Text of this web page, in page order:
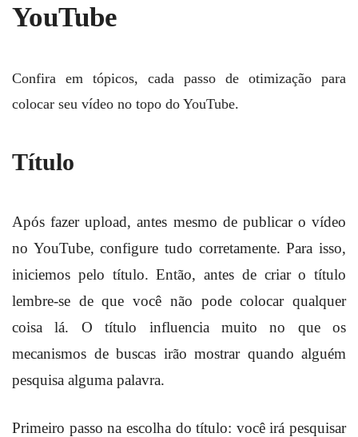
YouTube
Confira em tópicos, cada passo de otimização para
colocar seu vídeo no topo do YouTube.
Título
Após fazer upload, antes mesmo de publicar o vídeo
no YouTube, configure tudo corretamente. Para isso,
iniciemos pelo título. Então, antes de criar o título
lembre-se de que você não pode colocar qualquer
coisa lá. O título influencia muito no que os
mecanismos de buscas irão mostrar quando alguém
pesquisa alguma palavra.
Primeiro passo na escolha do título: você irá pesquisar